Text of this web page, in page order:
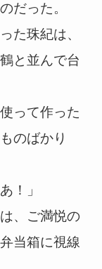
だった。
た珠紀は、
と並んで台
って作った
のばかり
！」
、ご満悦の
当箱に視線